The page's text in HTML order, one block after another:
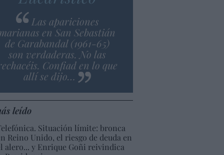
Las apariciones
en San Sebastián
de Garabandal (1961-65)
son verdaderas. No las
Confiad en lo que
allí se dijo…
leído
Situación límite: bronca
Reino Unido, el riesgo de deuda en
alero... y Enrique Goñi reivindica